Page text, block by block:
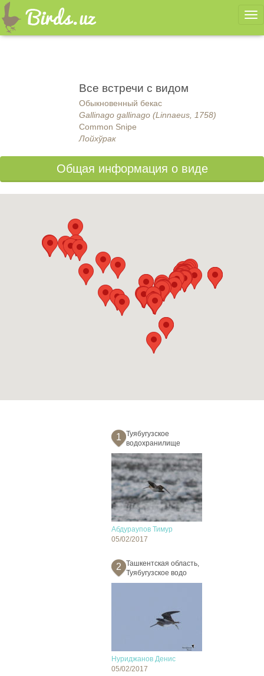
Все встречи с видом
Обыкновенный бекас
Gallinago gallinago (Linnaeus, 1758)
Common Snipe
Лойхўрак
Общая информация о виде
1
Туябугузское
водохранилище
Абдураупов Тимур
05/02/2017
2
Ташкентская область,
Туябугузское водо
Нуриджанов Денис
05/02/2017